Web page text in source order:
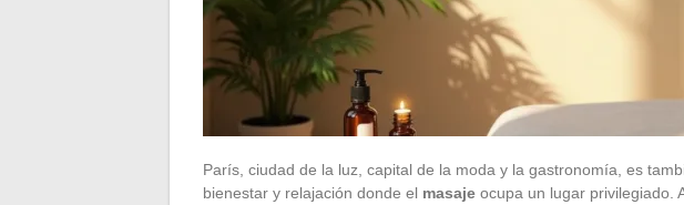
París, ciudad de la luz, capital de la moda y la gastronomía, es
bienestar y relajación donde el masaje ocupa un lugar privilegiado.